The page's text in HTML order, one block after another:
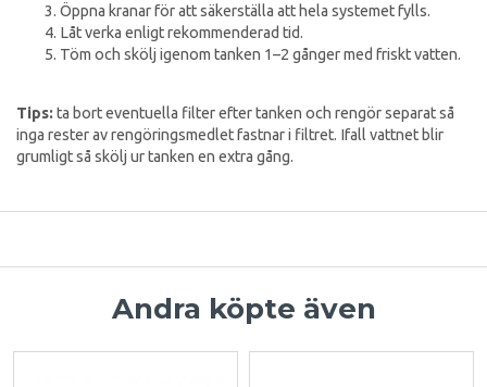
Öppna kranar för att säkerställa att hela systemet fylls.
Låt verka enligt rekommenderad tid.
Töm och skölj igenom tanken 1–2 gånger med friskt vatten.
Tips:ta bort eventuella filter efter tanken och rengör separat så
inga rester av rengöringsmedlet fastnar i filtret. Ifall vattnet blir
grumligt så skölj ur tanken en extra gång.
Andra köpte även